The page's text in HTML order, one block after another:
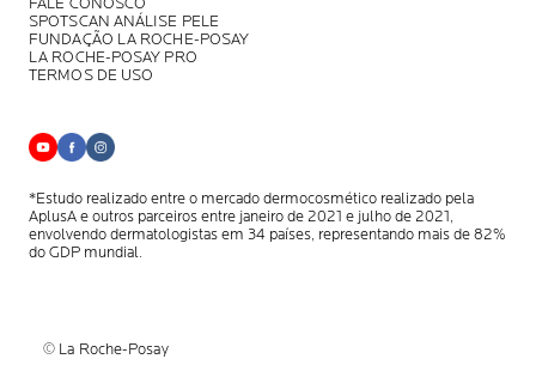
SPOTSCAN ANÁLISE PELE
FUNDAÇÃO LA ROCHE-POSAY
LA ROCHE-POSAY PRO
TERMOS DE USO
*Estudo realizado entre o mercado dermocosmético realizado pela
AplusAe outros parceiros entre janeiro de 2021 e julho de 2021,
envolvendodermatologistas em 34 países, representando mais de 82%
do GDP mundial.
© La Roche-Posay